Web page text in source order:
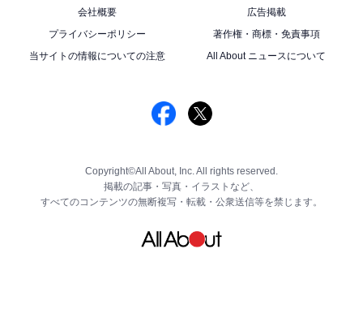
会社概要
広告掲載
プライバシーポリシー
著作権・商標・免責事項
当サイトの情報についての注意
All About ニュースについて
Copyright©All About, Inc. All rights reserved.
掲載の記事・写真・イラストなど、
すべてのコンテンツの無断複写・転載・公衆送信等を禁じます。